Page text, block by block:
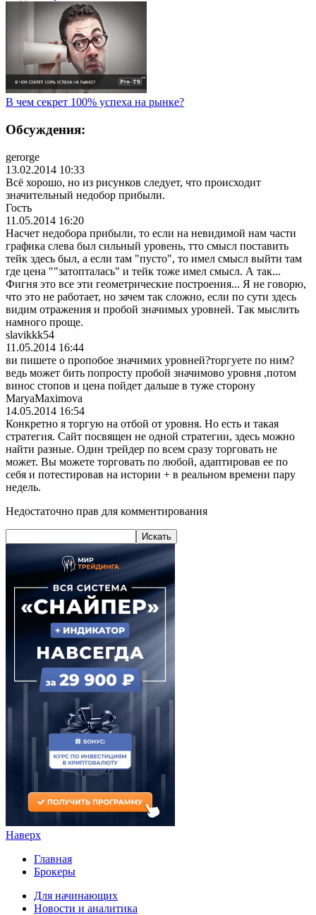
В чем секрет 100% успеха на рынке?
Обсуждения:
gerorge
13.02.2014 10:33
Всё хорошо, но из рисунков следует, что происходит
значительный недобор прибыли.
Гость
11.05.2014 16:20
Насчет недобора прибыли, то если на невидимой нам части
графика слева был сильный уровень, тто смысл поставить
тейк здесь был, а если там "пусто", то имел смысл выйти там
где цена ""затопталась" и тейк тоже имел смысл. А так...
Фигня это все эти геометрические построения... Я не говорю,
что это не работает, но зачем так сложно, если по сути здесь
видим отражения и пробой значимых уровней. Так мыслить
намного проще.
slavikkk54
11.05.2014 16:44
ви пишете о пропобое значимих уровней?торгуете по ним?
ведь может бить попросту пробой значимово уровня ,потом
винос стопов и цена пойдет дальше в туже сторону
MaryaMaximova
14.05.2014 16:54
Конкретно я торгую на отбой от уровня. Но есть и такая
стратегия. Сайт посвящен не одной стратегии, здесь можно
найти разные. Один трейдер по всем сразу торговать не
может. Вы можете торговать по любой, адаптировав ее по
себя и потестировав на истории + в реальном времени пару
недель.
Недостаточно прав для комментирования
Наверх
Главная
Брокеры
Для начинающих
Новости и аналитика